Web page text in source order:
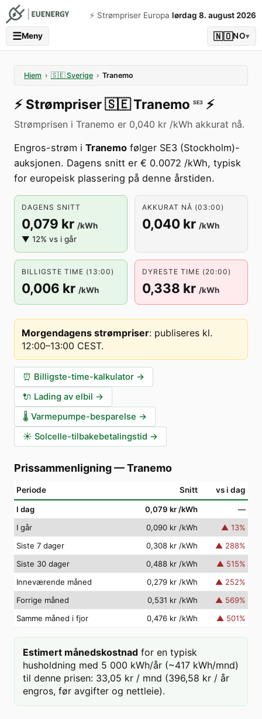
⚡️ Strømpriser Europa lørdag 8. august 2026
☰Meny 🇳🇴NO▾
Hjem › 🇸🇪 Sverige › Tranemo
⚡️ Strømpriser🇸🇪Tranemo SE3 ⚡️
Strømprisen i Tranemo er 0,040 kr /kWh akkurat nå.
Engros-strøm i Tranemo følger SE3 (Stockholm)-
auksjonen. Dagens snitt er € 0.0072 /kWh, typisk
for europeisk plassering på denne årstiden.
DAGENS SNITT
0,079 kr /kWh
▼ 12% vs i går
AKKURAT NÅ (03:00)
0,040 kr /kWh
BILLIGSTE TIME (13:00)
0,006 kr /kWh
DYRESTE TIME (20:00)
0,338 kr /kWh
Morgendagens strømpriser: publiseres kl.
12:00–13:00 CEST.
⏰ Billigste-time-kalkulator →
🔌 Lading av elbil →
🌡️ Varmepumpe-besparelse →
☀️ Solcelle-tilbakebetalingstid →
Prissammenligning—Tranemo
Periode Snitt vs i dag
I dag 0,079 kr /kWh
—
I går
0,090 kr /kWh ▲ 13%
Siste 7 dager
0,308 kr /kWh ▲ 288%
Siste 30 dager
0,488 kr /kWh ▲ 515%
Inneværende måned
0,279 kr /kWh ▲ 252%
Forrige måned
0,531 kr /kWh ▲ 569%
Samme måned i fjor
0,476 kr /kWh ▲ 501%
Estimert månedskostnad for en typisk
husholdning med 5 000 kWh/år (~417 kWh/mnd)
til denne prisen: 33,05 kr / mnd (396,58 kr / år
engros, før avgifter og nettleie).